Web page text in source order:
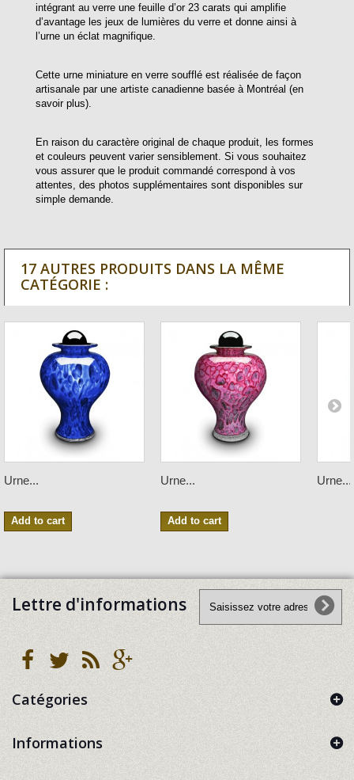
intégrant au verre une feuille d’or 23 carats qui amplifie
d’avantage les jeux de lumières du verre et donne ainsi à
l’urne un éclat magnifique.
Cette urne miniature en verre soufflé est réalisée de façon
artisanale par une artiste canadienne basée à Montréal (en
savoir plus).
En raison du caractère original de chaque produit, les formes
et couleurs peuvent varier sensiblement. Si vous souhaitez
vous assurer que le produit commandé correspond à vos
attentes, des photos supplémentaires sont disponibles sur
simple demande.
17 AUTRES PRODUITS DANS LA MÊME
CATÉGORIE :
Urne...
Add to cart
Urne...
Add to cart
Urne...
Lettre d'informations
Catégories
Informations